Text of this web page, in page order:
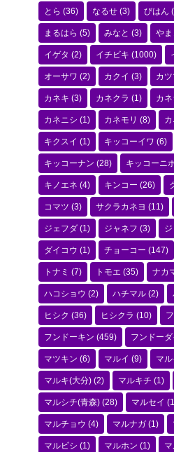
とら (36) なるせ (3) びはん
まるはら (5) みなと (3) やま
イゲタ (2) イチビキ (1000)
オーサワ (2) カクイ (3) カ
カネキ (3) カネクラ (1) カ
カネニシ (1) カネモリ (8)
キクスイ (1) キッコーイワ (6)
キッコーナン (28) キッコーニ
キノエネ (4) キンコー (26)
コマツ (3) サクラカネヨ (11)
ジェフダ (1) ジャネフ (3)
ダイコウ (1) チョーコー (147)
トナミ (7) トモエ (35) ナカ
ハコショウ (2) ハチマル (2)
ヒシク (36) ヒシクラ (10)
フンドーキン (459) フンドーダ
マツキン (6) マルイ (9) マ
マルキ(大分) (2) マルキチ (1)
マルシチ(青森) (28) マルセイ
マルチョウ (4) マルナガ (1)
マルビシ (1) マルホン (1)